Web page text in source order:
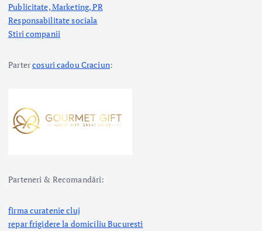
Publicitate, Marketing, PR
Responsabilitate sociala
Stiri companii
Partercosuri cadou Craciun:
Parteneri & Recomandări:
firma curatenie cluj
repar frigidere la domiciliu Bucuresti